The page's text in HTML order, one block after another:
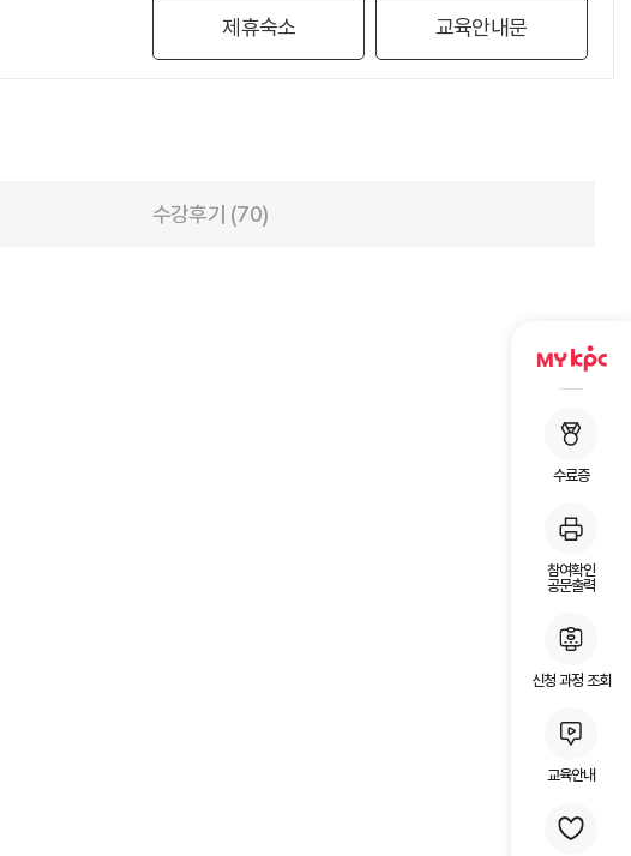
수료증
참여확인
공문출력
신청 과정 조회
교육안내
제휴숙소 교육안내문
수강후기 (70)